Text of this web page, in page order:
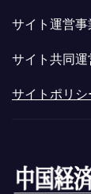
サイト運営
サイト共同
サイトポリシ